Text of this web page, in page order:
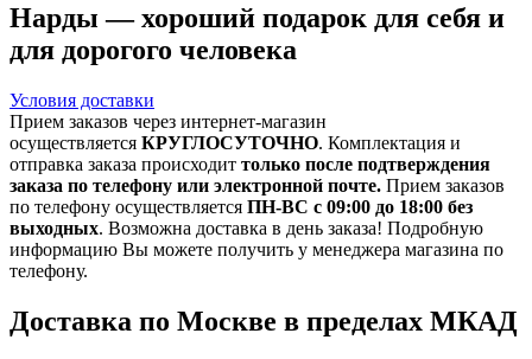
Нарды — хороший подарок для себя и
для дорогого человека
Условия доставки
Прием заказов через интернет-магазин
осуществляется КРУГЛОСУТОЧНО. Комплектация и
отправка заказа происходит только после подтверждения
заказа по телефону или электронной почте. Прием заказов
по телефону осуществляется ПН-ВС с 09:00 до 18:00 без
выходных. Возможна доставка в день заказа! Подробную
информацию Вы можете получить у менеджера магазина по
телефону.
Доставка по Москве в пределах МКАД